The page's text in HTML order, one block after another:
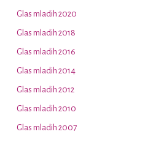
Glas mladih 2020
Glas mladih 2018
Glas mladih 2016
Glas mladih 2014
Glas mladih 2012
Glas mladih 2010
Glas mladih 2007